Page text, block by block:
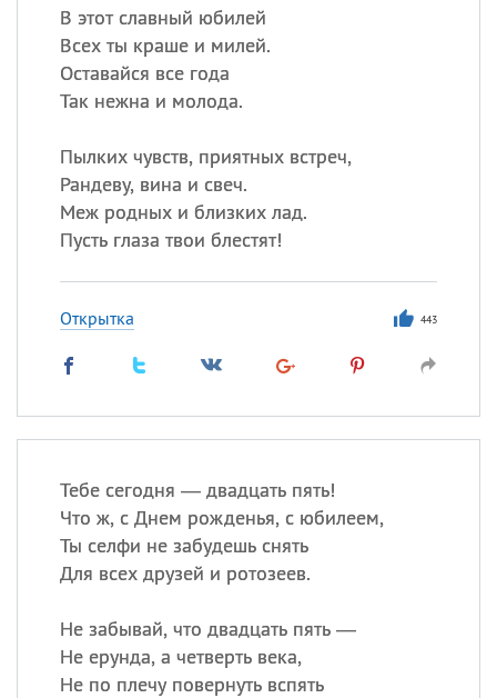
В этот славный юбилей
Всех ты краше и милей.
Оставайся все года
Так нежна и молода.
Пылких чувств, приятных встреч,
Рандеву, вина и свеч.
Меж родных и близких лад.
Пусть глаза твои блестят!
Открытка 443
Тебе сегодня — двадцать пять!
Что ж, с Днем рожденья, с юбилеем,
Ты селфи не забудешь снять
Для всех друзей и ротозеев.
Не забывай, что двадцать пять —
Не ерунда, а четверть века,
Не по плечу повернуть вспять